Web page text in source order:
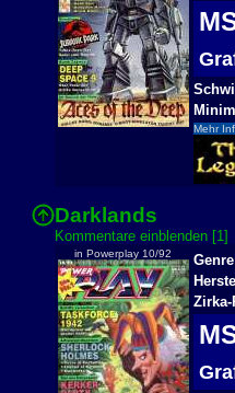
Mehr
Darklands
Kommentare einblenden [1]
in Powerplay 10/92
Zirka-